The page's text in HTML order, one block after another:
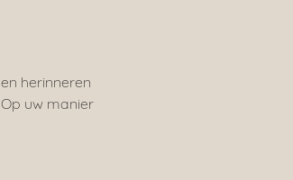
							en herinneren
							Op uw manier